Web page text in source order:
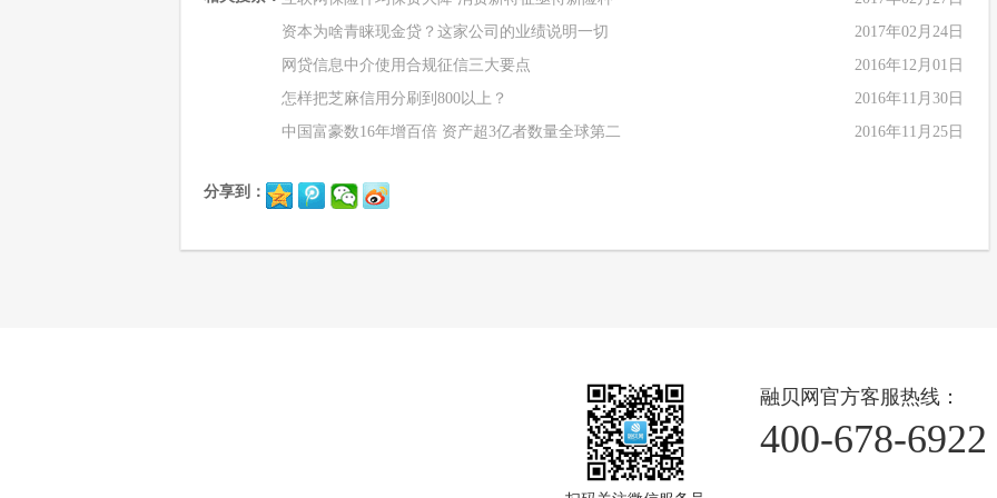
资本为啥青睐现金贷？这家公司的业绩说明一切
2017年02月24日
网贷信息中介使用合规征信三大要点
2016年12月01日
怎样把芝麻信用分刷到800以上？
2016年11月30日
中国富豪数16年增百倍 资产超3亿者数量全球第二
2016年11月25日
分享到：
融贝网官方客服热线：
400-678-6922